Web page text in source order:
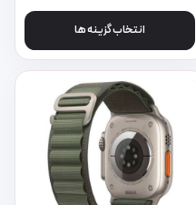
انتخاب گزینه ها